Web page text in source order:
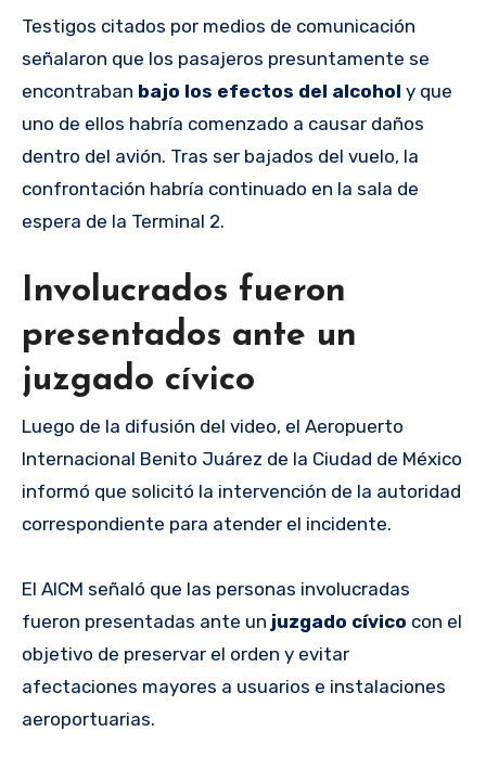
Testigos citados por medios de comunicación
señalaron que los pasajeros presuntamente se
encontraban bajo los efectos del alcohol y que
uno de ellos habría comenzado a causar daños
dentro del avión. Tras ser bajados del vuelo, la
confrontación habría continuado en la sala de
espera de la Terminal 2.
Involucrados fueron
presentados ante un
juzgado cívico
Luego de la difusión del video, el Aeropuerto
Internacional Benito Juárez de la Ciudad de México
informó que solicitó la intervención de la autoridad
correspondiente para atender el incidente.
El AICM señaló que las personas involucradas
fueron presentadas ante un juzgado cívico con el
objetivo de preservar el orden y evitar
afectaciones mayores a usuarios e instalaciones
aeroportuarias.